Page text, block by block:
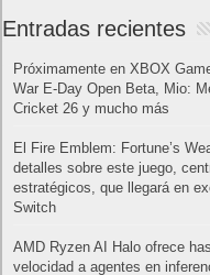
Entradas recientes
Próximamente en XBOX
War E-Day Open Beta, Mio:
Cricket 26 y mucho más
El Fire Emblem: Fortune’s
detalles sobre este juego,
estratégicos, que llegará en
Switch
AMD Ryzen AI Halo ofrece
velocidad a agentes en